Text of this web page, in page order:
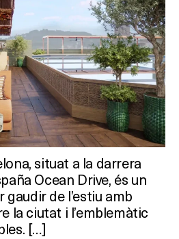
situat a la darrera
Ocean Drive, és un
de l’estiu amb
la ciutat i l’emblemàtic
[…]